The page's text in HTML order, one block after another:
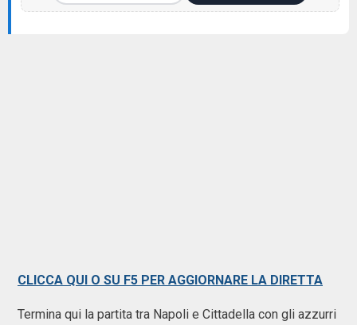
CLICCA QUI O SU F5 PER AGGIORNARE LA DIRETTA
Termina qui la partita tra Napoli e Cittadella con gli azzurri